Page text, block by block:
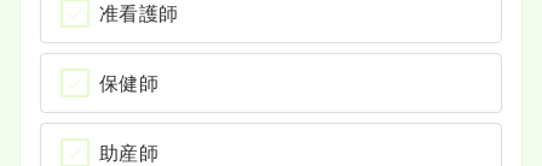
准看護師
保健師
助産師